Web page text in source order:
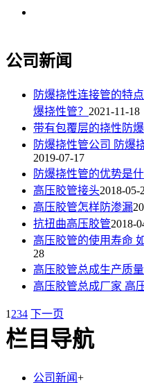
公司新闻
防爆挠性连接管的特
爆挠性管？ 2021-11-18
带有包覆层的挠性防
防爆挠性管公司 防爆
2019-07-17
防爆挠性管的优势是什
高压胶管接头2018-05-
高压胶管怎样防渗漏
抗扭曲高压胶管2018-
高压胶管的使用寿命
28
高压胶管总成生产质
高压胶管总成厂家 高
1 234 下一页
栏目导航
公司新闻+